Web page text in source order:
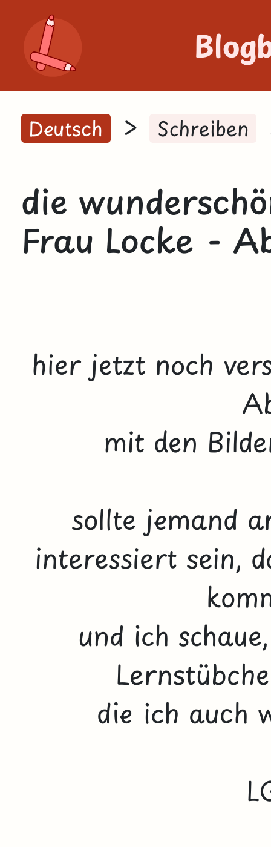
Deutsch > Schreiben
die
Frau Locke -
hier jetzt noch
mit den
sollte jemand
interessiert sein,
und ich
die ich auch